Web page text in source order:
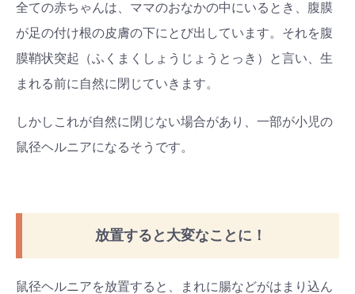
全ての赤ちゃんは、ママのおなかの中にいるとき、腹膜
が足の付け根の皮膚の下にとび出しています。それを腹
膜鞘状突起（ふくまくしょうじょうとっき）と言い、生
まれる前に自然に閉じていきます。
しかしこれが自然に閉じない場合があり、一部が小児の
鼠径ヘルニアになるそうです。
放置すると大変なことに！
鼠径ヘルニアを放置すると、まれに腸などがはまり込ん